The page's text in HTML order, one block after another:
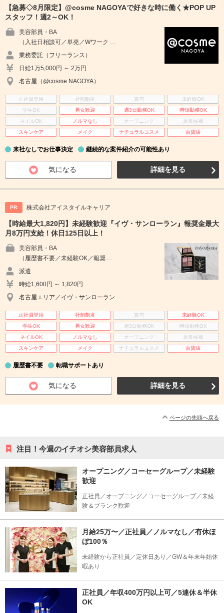
【急募◇8月限定】@cosme NAGOYAで好きな時に働く★POP UP
スタッフ！週2～OK！
美容部員・BA
（入社日相談可／単発／Wワーク …
業務委託（フリーランス）
日給1万5,000円 ～ 2万円
名古屋（@cosme NAGOYA）
正社員登用 社割制度 賞与
未経験OK
学生OK
男女歓迎 週3日勤務OK
時短勤務OK
ネイルOK
ノルマなし オープニング
店長候補
スキンケア
メイク ナチュラルコスメ 百貨店
来社なしでお仕事決定 継続的な案件紹介の可能性あり
気になる 詳細を見る
PR 株式会社アイスタイルキャリア
【時給最大1,820円】未経験歓迎『イヴ・サンローラン』報奨金最大
月8万円支給！休日125日以上！
美容部員・BA
（履歴書不要／未経験OK／報奨 …
派遣
時給1,600円 ～ 1,820円
名古屋エリア／イヴ・サンローラン
正社員登用 社割制度 賞与
未経験OK
学生OK
男女歓迎 週3日勤務OK
時短勤務OK
ネイルOK
ノルマなし オープニング
店長候補
スキンケア
メイク ナチュラルコスメ 百貨店
履歴書不要 転職サポートあり
気になる 詳細を見る
ページの先頭へ戻る
注目！今週のイチオシ美容部員求人
オープニング／コーセーグループ／未経験
歓迎
正社員／オープニング／コーセーグループ／未経
験＆ブランク歓迎
月給25万〜／正社員／ノルマなし／有休ほ
ぼ100％
未経験から正社員／定休日あり／GW＆年末年始休
暇あり
正社員／年収400万円以上可／5連休＆半休
OK